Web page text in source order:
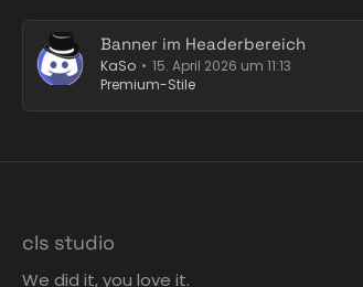
Banner im Headerbereich
KaSo
15. April 2026 um 11:13
Premium-Stile
cls studio
We did it, you love it.